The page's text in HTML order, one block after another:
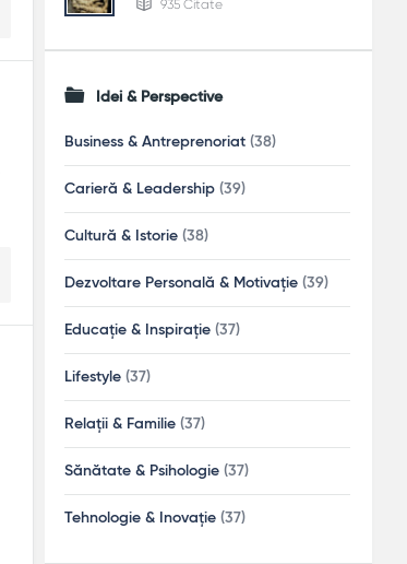
935 Citate
Idei & Perspective
Business & Antreprenoriat (38)
Carieră & Leadership (39)
Cultură & Istorie (38)
Dezvoltare Personală & Motivație (39)
Educație & Inspirație (37)
Lifestyle (37)
Relații & Familie (37)
Sănătate & Psihologie (37)
Tehnologie & Inovație (37)